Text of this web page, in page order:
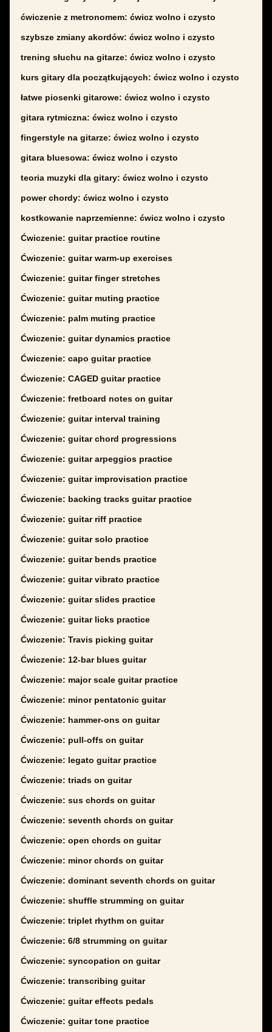
ćwiczenie z metronomem: ćwicz wolno i czysto
szybsze zmiany akordów: ćwicz wolno i czysto
trening słuchu na gitarze: ćwicz wolno i czysto
kurs gitary dla początkujących: ćwicz wolno i czysto
łatwe piosenki gitarowe: ćwicz wolno i czysto
gitara rytmiczna: ćwicz wolno i czysto
fingerstyle na gitarze: ćwicz wolno i czysto
gitara bluesowa: ćwicz wolno i czysto
teoria muzyki dla gitary: ćwicz wolno i czysto
power chordy: ćwicz wolno i czysto
kostkowanie naprzemienne: ćwicz wolno i czysto
Ćwiczenie: guitar practice routine
Ćwiczenie: guitar warm-up exercises
Ćwiczenie: guitar finger stretches
Ćwiczenie: guitar muting practice
Ćwiczenie: palm muting practice
Ćwiczenie: guitar dynamics practice
Ćwiczenie: capo guitar practice
Ćwiczenie: CAGED guitar practice
Ćwiczenie: fretboard notes on guitar
Ćwiczenie: guitar interval training
Ćwiczenie: guitar chord progressions
Ćwiczenie: guitar arpeggios practice
Ćwiczenie: guitar improvisation practice
Ćwiczenie: backing tracks guitar practice
Ćwiczenie: guitar riff practice
Ćwiczenie: guitar solo practice
Ćwiczenie: guitar bends practice
Ćwiczenie: guitar vibrato practice
Ćwiczenie: guitar slides practice
Ćwiczenie: guitar licks practice
Ćwiczenie: Travis picking guitar
Ćwiczenie: 12-bar blues guitar
Ćwiczenie: major scale guitar practice
Ćwiczenie: minor pentatonic guitar
Ćwiczenie: hammer-ons on guitar
Ćwiczenie: pull-offs on guitar
Ćwiczenie: legato guitar practice
Ćwiczenie: triads on guitar
Ćwiczenie: sus chords on guitar
Ćwiczenie: seventh chords on guitar
Ćwiczenie: open chords on guitar
Ćwiczenie: minor chords on guitar
Ćwiczenie: dominant seventh chords on guitar
Ćwiczenie: shuffle strumming on guitar
Ćwiczenie: triplet rhythm on guitar
Ćwiczenie: 6/8 strumming on guitar
Ćwiczenie: syncopation on guitar
Ćwiczenie: transcribing guitar
Ćwiczenie: guitar effects pedals
Ćwiczenie: guitar tone practice